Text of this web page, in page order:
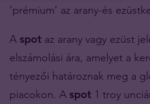
‘prémium’ az arany-és
A spot az arany vagy ezüst
elszámolási ára, amelyet a
tényezői határoznak meg a
piacokon. A spot 1 troy